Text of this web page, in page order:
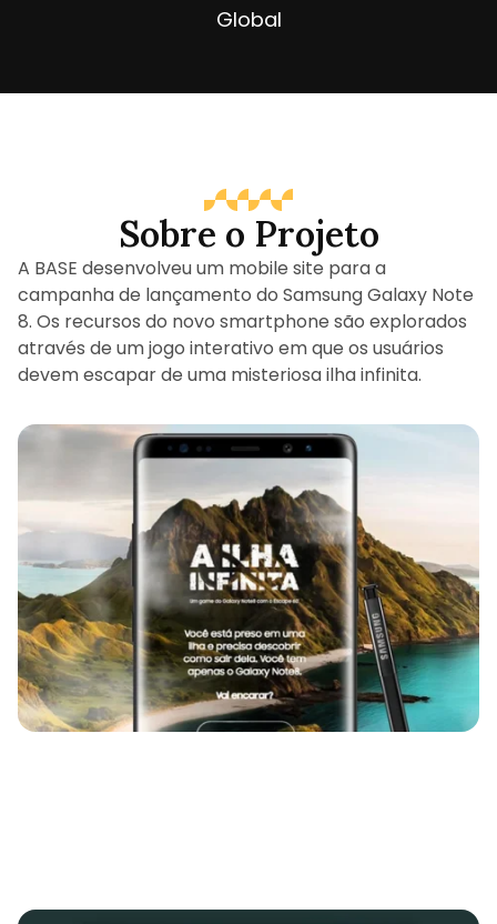
Global
Sobre o Projeto
A BASE desenvolveu um mobile site para a
campanha de lançamento do Samsung Galaxy Note
8. Os recursos do novo smartphone são explorados
através de um jogo interativo em que os usuários
devem escapar de uma misteriosa ilha infinita.